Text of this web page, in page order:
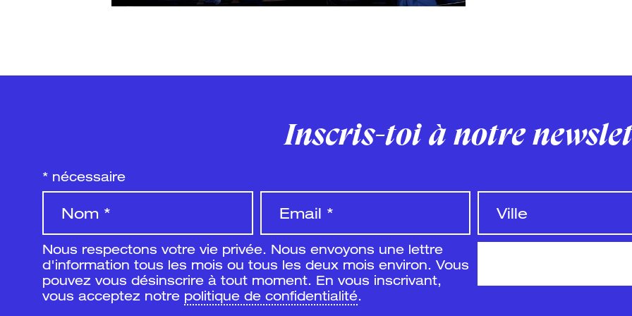
Inscris-toi à notre
* nécessaire
Nous respectons votre vie privée. Nous envoyons une lettre
d'information tous les mois ou tous les deux mois environ. Vous
pouvez vous désinscrire à tout moment. En vous inscrivant,
vous acceptez notre politique de confidentialité.